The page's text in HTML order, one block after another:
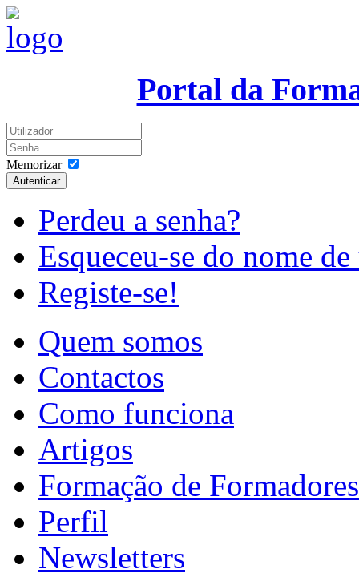
Portal da
Memorizar
Autenticar
Perdeu a senha?
Esqueceu-se do nome
Registe-se!
Quem somos
Contactos
Como funciona
Artigos
Formação de Formadores
Perfil
Newsletters